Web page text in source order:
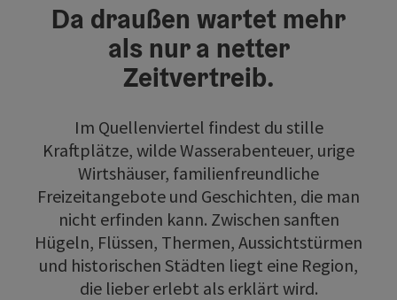
Da draußen wartet mehr
als nur a netter
Zeitvertreib.
Im Quellenviertel findest du stille
Kraftplätze, wilde Wasserabenteuer, urige
Wirtshäuser, familienfreundliche
Freizeitangebote und Geschichten, die man
nicht erfinden kann. Zwischen sanften
Hügeln, Flüssen, Thermen, Aussichtstürmen
und historischen Städten liegt eine Region,
die lieber erlebt als erklärt wird.